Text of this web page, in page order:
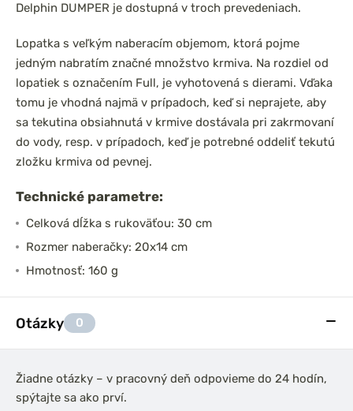
Delphin DUMPER je dostupná v troch prevedeniach.
Lopatka s veľkým naberacím objemom, ktorá pojme
jedným nabratím značné množstvo krmiva. Na rozdiel od
lopatiek s označením Full, je vyhotovená s dierami. Vďaka
tomu je vhodná najmä v prípadoch, keď si neprajete, aby
sa tekutina obsiahnutá v krmive dostávala pri zakrmovaní
do vody, resp. v prípadoch, keď je potrebné oddeliť tekutú
zložku krmiva od pevnej.
Technické parametre:
Celková dĺžka s rukoväťou: 30 cm
Rozmer naberačky: 20x14 cm
Hmotnosť: 160 g
Otázky 0
Žiadne otázky – v pracovný deň odpovieme do 24 hodín,
spýtajte sa ako prví.